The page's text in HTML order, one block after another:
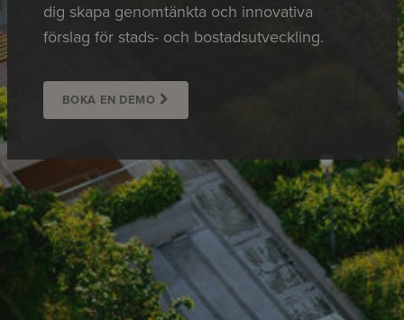
dig skapa genomtänkta och innovativa
förslag för stads- och bostadsutveckling.
BOKA EN DEMO